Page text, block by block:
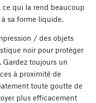
qui la rend beaucoup
sa forme liquide.
/ des objets
noir pour protéger
toujours un
à proximité de
toute goutte de
plus efficacement